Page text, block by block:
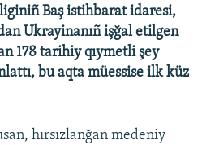
Baş istihbarat idaresi,
Ukrayinanıñ işğal etilgen
178 tarihiy qıymetli şey
bu aqta müessise ilk küz
hırsızlanğan medeniy